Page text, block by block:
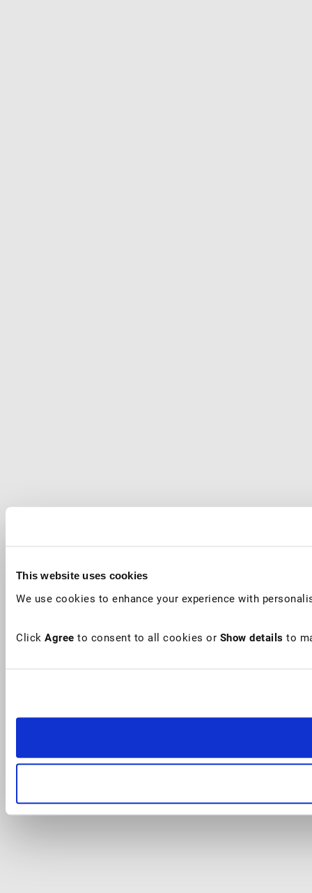
This website uses cookies
We use cookies to enhance your experience with
Click Agree to consent to all cookies or Show details to